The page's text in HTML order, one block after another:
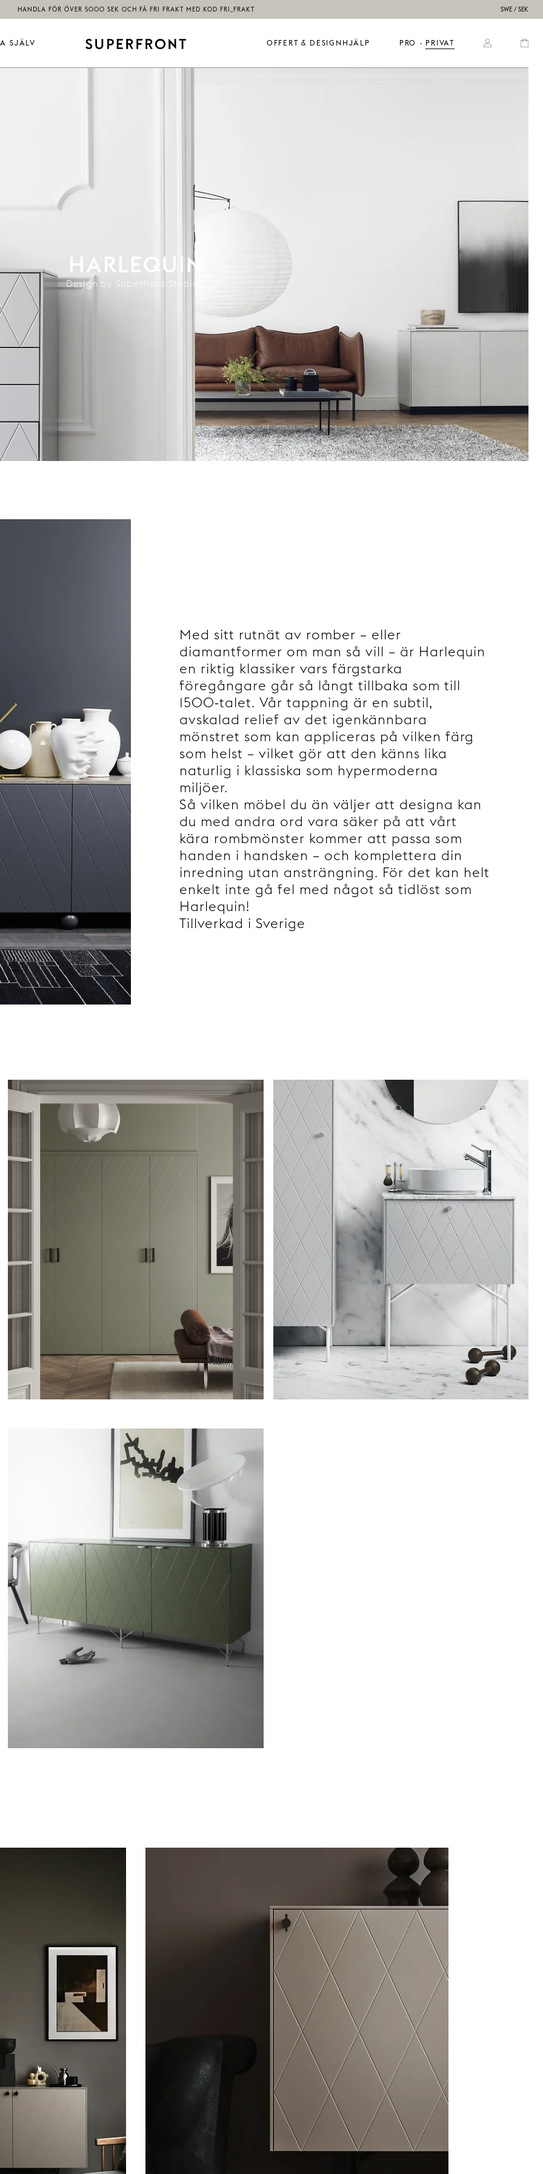
HANDLA FÖR ÖVER 5000 SEK OCH FÅ FRI FRAKT MED KOD FRI_FRAKT SWE / SEK
SJÄLV OFFERT & DESIGNHJÄLP PRO
  ·
PRIVAT
HARLEQUIN
Design by Superfront Studios.
Med sitt rutnät av romber – eller
diamantformer om man så vill – är Harlequin
en riktig klassiker vars färgstarka
föregångare går så långt tillbaka som till
1500-talet. Vår tappning är en subtil,
avskalad relief av det igenkännbara
mönstret som kan appliceras på vilken färg
som helst – vilket gör att den känns lika
naturlig i klassiska som hypermoderna
miljöer.
Så vilken möbel du än väljer att designa kan
du med andra ord vara säker på att vårt
kära rombmönster kommer att passa som
handen i handsken – och komplettera din
inredning utan ansträngning. För det kan helt
enkelt inte gå fel med något så tidlöst som
Harlequin!
Tillverkad i Sverige
Garderob